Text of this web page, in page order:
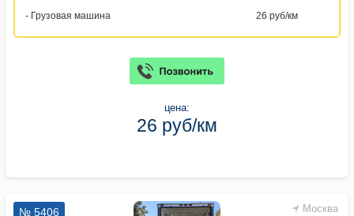
- Грузовая машина 26 руб/км
цена:
26 руб/км
Москва
№ 5406